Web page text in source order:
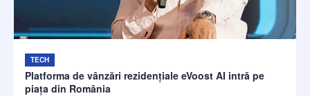
TECH
Platforma de vânzări rezidențiale eVoost AI intră pe
piața din România